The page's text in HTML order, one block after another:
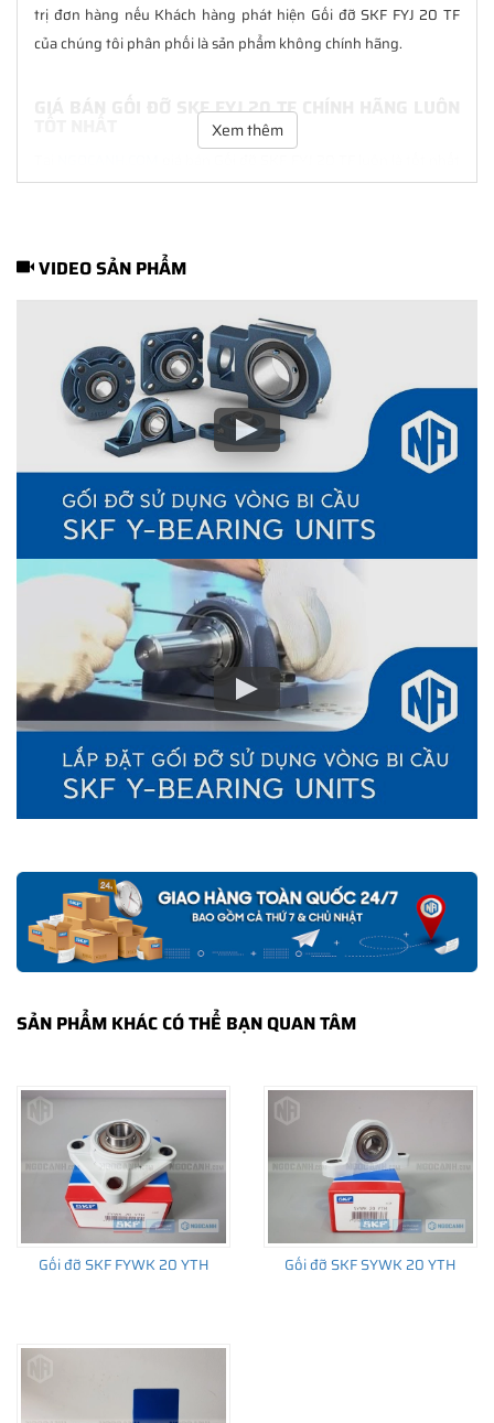
trị đơn hàng nếu Khách hàng phát hiện Gối đỡ SKF FYJ 20 TF
của chúng tôi phân phối là sản phẩm không chính hãng.
GIÁ BÁN GỐI ĐỠ SKF FYJ 20 TF CHÍNH HÃNG LUÔN
với nhiều ưu đãi kèm theo và các dịch vụ hẫu mãi sau bán hàng.
Tất cả các sản phẩm SKF chính hãng do SKF Ngọc Anh
phối đều được bảo hành chính hãng theo đúng tiêu chuẩn bảo
hành của nhà sản xuất.
CÁCH NHẬN BIẾT VÀ PHÂN BIỆT GỐI ĐỠ SKF FYJ 20
TF CHÍNH HÃNG
Mua hàng tại các đại lý ủy quyền của SKF để yên tâm về nguồn
gốc của sản phẩm. Ngoài ra bạn cũng có thể tự kiểm tra và phân
biệt các sản phẩm SKF chính hãng bằng các cách sau:
Những cách phân biệt vòng bi SKF giả bằng mắt thường
SKF Authenticate, Phần mềm kiểm tra vòng bi SKF giả
✅Cảnh báo của chuyên gia SKF về vòng bi SKF giả
THÔNG TIN HỮU ÍCH
•Xuất xứ vòng bi SKF chính hãng ở đâu?
Chất lượng vòng bi SKF chính hãng
Xem thêm
VIDEO SẢN PHẨM
SẢN PHẨM KHÁC CÓ THỂ BẠN QUAN TÂM
Gối đỡ SKF FYWK 20 YTH Gối đỡ SKF SYWK 20 YTH